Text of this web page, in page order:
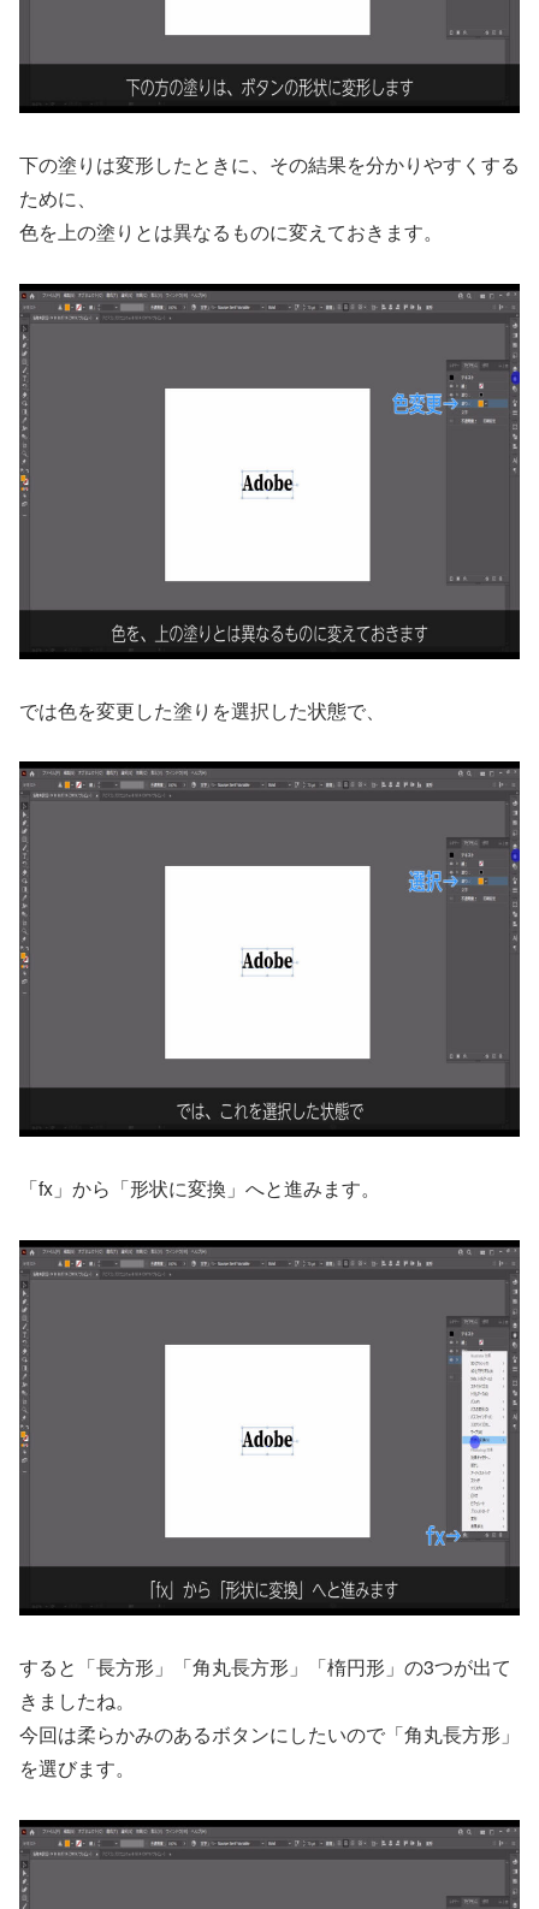
下の塗りは変形したときに、その結果を分かりやすくする
ために、
色を上の塗りとは異なるものに変えておきます。
では色を変更した塗りを選択した状態で、
「fx」から「形状に変換」へと進みます。
すると「長方形」「角丸長方形」「楕円形」の3つが出て
きましたね。
今回は柔らかみのあるボタンにしたいので「角丸長方形」
を選びます。